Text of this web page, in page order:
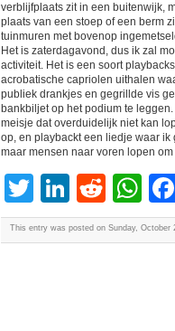
verblijfplaats zit in een buitenwijk,
plaats van een stoep of een berm
tuinmuren met bovenop
Het is zaterdagavond, dus ik zal
activiteit. Het is een soort
acrobatische capriolen uithalen
publiek drankjes en gegrillde vis
bankbiljet op het podium te
meisje dat overduidelijk niet kan
op, en playbackt een liedje waar
maar mensen naar voren lopen
Twitter
LinkedIn
Reddit
This entry was posted on Sunday,